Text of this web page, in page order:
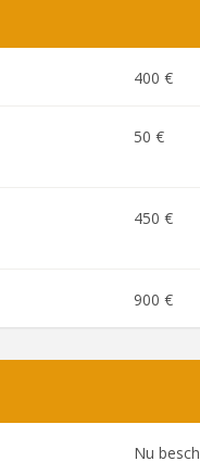
400 €
50 €
450 €
900 €
Nu